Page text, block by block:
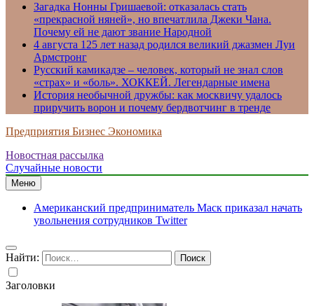
Загадка Нонны Гришаевой: отказалась стать
«прекрасной няней», но впечатлила Джеки Чана.
Почему ей не дают звание Народной
4 августа 125 лет назад родился великий джазмен Луи
Армстронг
Русский камикадзе – человек, который не знал слов
«страх» и «боль». ХОККЕЙ. Легендарные имена
История необычной дружбы: как москвичу удалось
приручить ворон и почему бердвотчинг в тренде
Предприятия Бизнес Экономика
Новостная рассылка
Случайные новости
Меню
Американский предприниматель Маск приказал начать
увольнения сотрудников Twitter
Найти:
Заголовки